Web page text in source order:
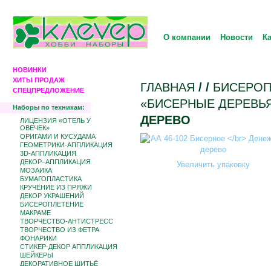
О компании Новости
НОВИНКИ
ХИТЫ ПРОДАЖ
СПЕЦПРЕДЛОЖЕНИЕ
Наборы по техникам:
ЛИЦЕНЗИЯ «ОТЕЛЬ У
ОВЕЧЕК»
ОРИГАМИ И КУСУДАМА
ГЕОМЕТРИКИ-АППЛИКАЦИЯ
3D-АППЛИКАЦИЯ
ДЕКОР–АППЛИКАЦИЯ
МОЗАИКА
БУМАГОПЛАСТИКА
КРУЧЕНИЕ ИЗ ПРЯЖИ
ДЕКОР УКРАШЕНИЙ
БИCЕРОПЛЕТЕНИЕ
МАКРАМЕ
ТВОРЧЕСТВО-АНТИСТРЕСС
ТВОРЧЕСТВО ИЗ ФЕТРА
ФОНАРИКИ
СТИКЕР-ДЕКОР АППЛИКАЦИЯ
ШЕЙКЕРЫ
ДЕКОРАТИВНОЕ ШИТЬЁ
ГЛАВНАЯ / /
«БИСЕРНЫЕ
ДЕРЕВО
Увеличить упаковку